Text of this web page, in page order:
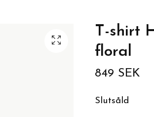
T-shirt
floral
849 SEK
Slutsåld